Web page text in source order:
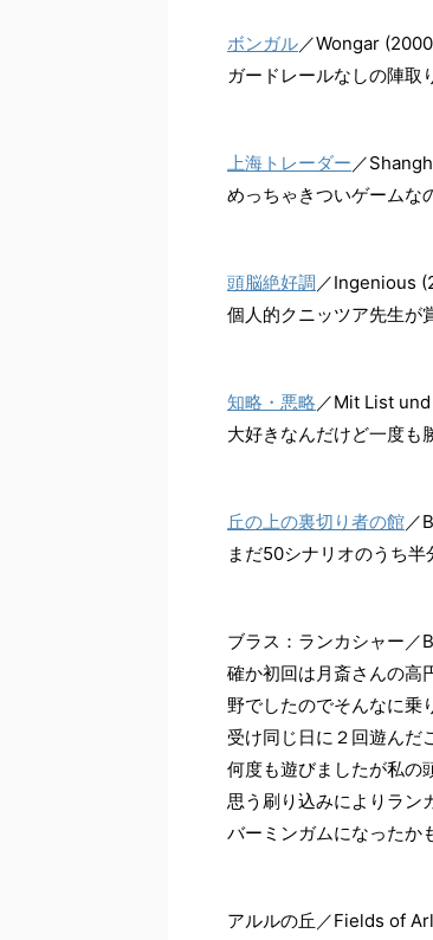
ボンガル／Wongar
ガードレールなしの陣取
上海トレーダー／
めっちゃきついゲームな
頭脳絶好調／Ingenious
個人的クニッツア先生が
知略・悪略／Mit List
大好きなんだけど一度も
丘の上の裏切り者の館／
まだ50シナリオのうち半
ブラス：ランカシャー／
確か初回は月斎さんの高
野でしたのでそんなに乗
受け同じ日に２回遊んだ
何度も遊びましたが私の
思う刷り込みによりラン
バーミンガムになったか
アルルの丘／Fields of